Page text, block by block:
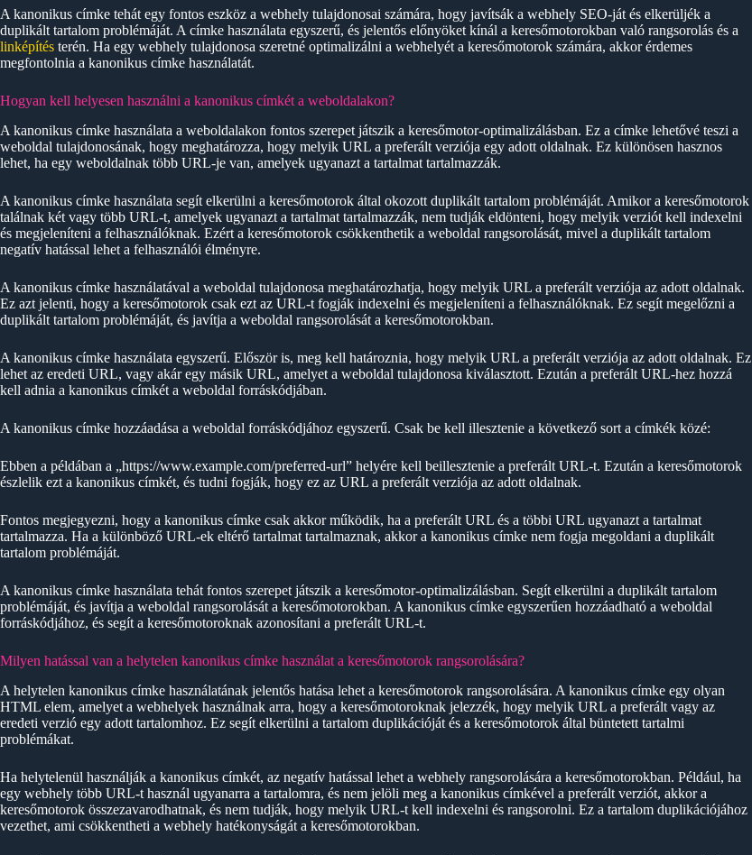
A kanonikus címke tehát egy fontos eszköz a webhely tulajdonosai számára, hogy javítsák a webhely SEO-ját és elkerüljék a
duplikált tartalom problémáját. A címke használata egyszerű, és jelentős előnyöket kínál a keresőmotorokban való rangsorolás és a
linképítés terén. Ha egy webhely tulajdonosa szeretné optimalizálni a webhelyét a keresőmotorok számára, akkor érdemes
megfontolnia a kanonikus címke használatát.
Hogyan kell helyesen használni a kanonikus címkét a weboldalakon?
A kanonikus címke használata a weboldalakon fontos szerepet játszik a keresőmotor-optimalizálásban. Ez a címke lehetővé teszi a
weboldal tulajdonosának, hogy meghatározza, hogy melyik URL a preferált verziója egy adott oldalnak. Ez különösen hasznos
lehet, ha egy weboldalnak több URL-je van, amelyek ugyanazt a tartalmat tartalmazzák.
A kanonikus címke használata segít elkerülni a keresőmotorok által okozott duplikált tartalom problémáját. Amikor a keresőmotorok
találnak két vagy több URL-t, amelyek ugyanazt a tartalmat tartalmazzák, nem tudják eldönteni, hogy melyik verziót kell indexelni
és megjeleníteni a felhasználóknak. Ezért a keresőmotorok csökkenthetik a weboldal rangsorolását, mivel a duplikált tartalom
negatív hatással lehet a felhasználói élményre.
A kanonikus címke használatával a weboldal tulajdonosa meghatározhatja, hogy melyik URL a preferált verziója az adott oldalnak.
Ez azt jelenti, hogy a keresőmotorok csak ezt az URL-t fogják indexelni és megjeleníteni a felhasználóknak. Ez segít megelőzni a
duplikált tartalom problémáját, és javítja a weboldal rangsorolását a keresőmotorokban.
A kanonikus címke használata egyszerű. Először is, meg kell határoznia, hogy melyik URL a preferált verziója az adott oldalnak. Ez
lehet az eredeti URL, vagy akár egy másik URL, amelyet a weboldal tulajdonosa kiválasztott. Ezután a preferált URL-hez hozzá
kell adnia a kanonikus címkét a weboldal forráskódjában.
A kanonikus címke hozzáadása a weboldal forráskódjához egyszerű. Csak be kell illesztenie a következő sort a címkék közé:
Ebben a példában a „https://www.example.com/preferred-url” helyére kell beillesztenie a preferált URL-t. Ezután a keresőmotorok
észlelik ezt a kanonikus címkét, és tudni fogják, hogy ez az URL a preferált verziója az adott oldalnak.
Fontos megjegyezni, hogy a kanonikus címke csak akkor működik, ha a preferált URL és a többi URL ugyanazt a tartalmat
tartalmazza. Ha a különböző URL-ek eltérő tartalmat tartalmaznak, akkor a kanonikus címke nem fogja megoldani a duplikált
tartalom problémáját.
A kanonikus címke használata tehát fontos szerepet játszik a keresőmotor-optimalizálásban. Segít elkerülni a duplikált tartalom
problémáját, és javítja a weboldal rangsorolását a keresőmotorokban. A kanonikus címke egyszerűen hozzáadható a weboldal
forráskódjához, és segít a keresőmotoroknak azonosítani a preferált URL-t.
Milyen hatással van a helytelen kanonikus címke használat a keresőmotorok rangsorolására?
A helytelen kanonikus címke használatának jelentős hatása lehet a keresőmotorok rangsorolására. A kanonikus címke egy olyan
HTML elem, amelyet a webhelyek használnak arra, hogy a keresőmotoroknak jelezzék, hogy melyik URL a preferált vagy az
eredeti verzió egy adott tartalomhoz. Ez segít elkerülni a tartalom duplikációját és a keresőmotorok által büntetett tartalmi
problémákat.
Ha helytelenül használják a kanonikus címkét, az negatív hatással lehet a webhely rangsorolására a keresőmotorokban. Például, ha
egy webhely több URL-t használ ugyanarra a tartalomra, és nem jelöli meg a kanonikus címkével a preferált verziót, akkor a
keresőmotorok összezavarodhatnak, és nem tudják, hogy melyik URL-t kell indexelni és rangsorolni. Ez a tartalom duplikációjához
vezethet, ami csökkentheti a webhely hatékonyságát a keresőmotorokban.